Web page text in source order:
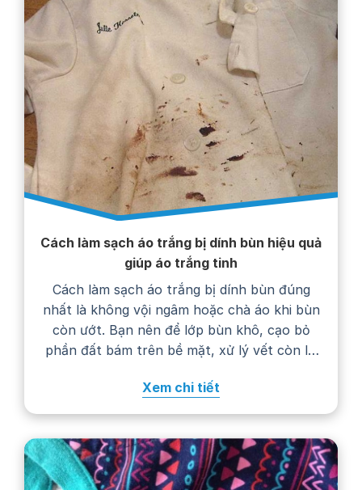
Cách làm sạch áo trắng bị dính bùn hiệu quả
giúp áo trắng tinh
Cách làm sạch áo trắng bị dính bùn đúng
nhất là không vội ngâm hoặc chà áo khi bùn
còn ướt. Bạn nên để lớp bùn khô, cạo bỏ
phần đất bám trên bề mặt, xử lý vết còn lại
trên nhãn chăm sóc. Thực hiện…
Xem chi tiết